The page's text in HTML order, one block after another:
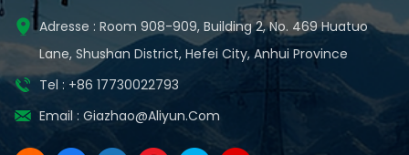
Adresse : Room 908-909, Building 2, No. 469 Huatuo
Lane, Shushan District, Hefei City, Anhui Province
Tel : +86 17730022793
Email : Giazhao@aliyun.com